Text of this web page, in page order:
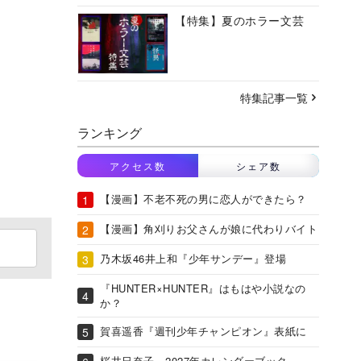
【特集】夏のホラー文芸
特集記事一覧
ランキング
アクセス数 シェア数
【漫画】不老不死の男に恋人ができたら？
【漫画】角刈りお父さんが娘に代わりバイト
乃木坂46井上和『少年サンデー』登場
『HUNTER×HUNTER』はもはや小説なの
か？
賀喜遥香『週刊少年チャンピオン』表紙に